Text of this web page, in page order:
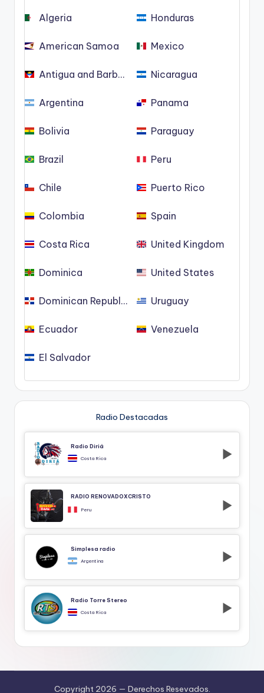
Algeria
American Samoa
Antigua and Barbuda
Argentina
Bolivia
Brazil
Chile
Colombia
Costa Rica
Dominica
Dominican Republic
Ecuador
El Salvador
Honduras
Mexico
Nicaragua
Panama
Paraguay
Peru
Puerto Rico
Spain
United Kingdom
United States
Uruguay
Venezuela
Radio Destacadas
Radio Diriá
Costa Rica
RADIO RENOVADOXCRISTO
Peru
Simplesa radio
Argentina
Radio Torre Stereo
Costa Rica
Copyright 2026 — Derechos Resevados.